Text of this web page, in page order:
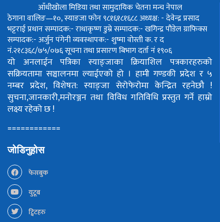
आँधीखोला मिडिया तथा सामुदायिक चेतना मन्च नेपाल
ठेगाना वालिङ—१०, स्याङजा फोन ९८१६१८१६८८अध्यक्ष: - देवेन्द्र प्रसाद
भट्टराईप्रधान सम्पादक:- राधाकृष्ण डुम्रेसम्पादक:- खगिन्द्र पौडेलग्राफिक्स
सम्पादक:- अर्जुन पंगेनीव्यवस्थापक:- शुष्मा वोस्तीक. र द
नं.२१८३६८/७५/०७६सूचना तथा प्रसारण बिभाग दर्ता नं १९०६
यो अनलाईन पत्रिका स्याङ्जाका क्रियाशिल पत्रकारहरुको
सक्रियतामा सञ्चालनमा ल्याईएको हो । हामी गण्डकी प्रदेश र ५
नम्बर प्रदेश, विशेषत: स्याङ्जा सेरोफेरोमा केन्द्रित रहनेछौ !
सुचना,जानकारी,मनोरञ्जन तथा विविध गतिविधि प्रस्तुत गर्ने हाम्रो
लक्ष्य रहेको छ !
============
जोडिनुहोस
फेसबुक
युटूब
ट्विटहरु